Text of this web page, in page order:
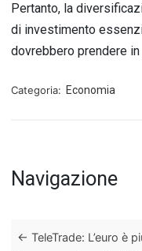
Pertanto, la diversificaz
di investimento essenz
dovrebbero prendere in
Categoria: Economia
Navigazione
← TeleTrade: L’euro è